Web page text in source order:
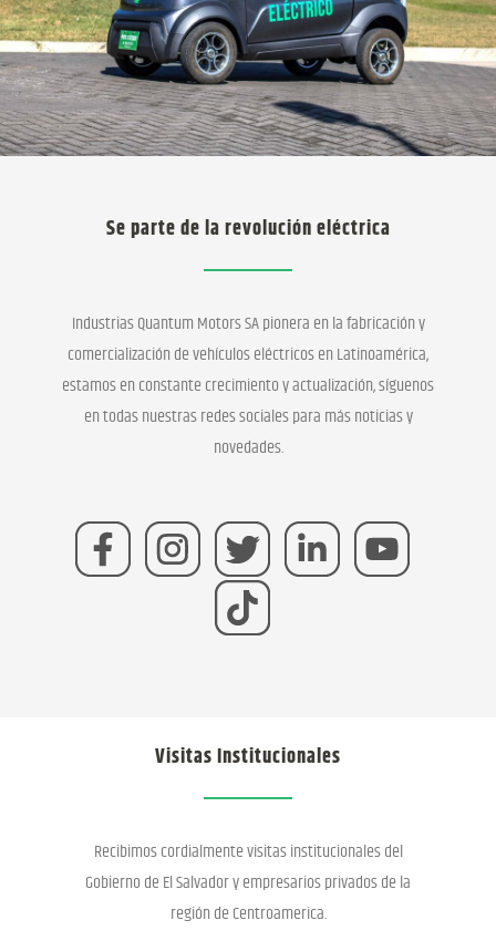
Se parte de la revolución eléctrica
Industrias Quantum Motors SA pionera en la fabricación y
comercialización de vehículos eléctricos en Latinoamérica,
estamos en constante crecimiento y actualización, síguenos
en todas nuestras redes sociales para más noticias y
novedades.
Visitas Institucionales
Recibimos cordialmente visitas institucionales del
Gobierno de El Salvador y empresarios privados de la
región de Centroamerica.